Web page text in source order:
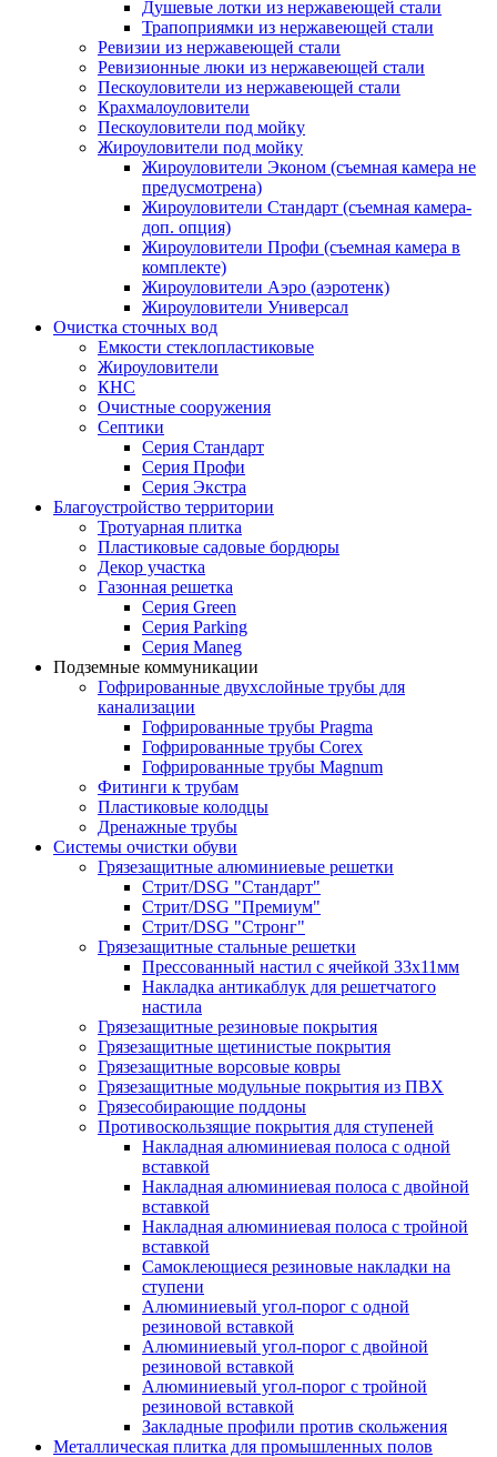
Душевые лотки из нержавеющей стали
Трапоприямки из нержавеющей стали
Ревизии из нержавеющей стали
Ревизионные люки из нержавеющей стали
Пескоуловители из нержавеющей стали
Крахмалоуловители
Пескоуловители под мойку
Жироуловители под мойку
Жироуловители Эконом (съемная камера не
предусмотрена)
Жироуловители Стандарт (съемная камера-
доп. опция)
Жироуловители Профи (съемная камера в
комплекте)
Жироуловители Аэро (аэротенк)
Жироуловители Универсал
Очистка сточных вод
Емкости стеклопластиковые
Жироуловители
КНС
Очистные сооружения
Септики
Серия Стандарт
Серия Профи
Серия Экстра
Благоустройство территории
Тротуарная плитка
Пластиковые садовые бордюры
Декор участка
Газонная решетка
Серия Green
Серия Parking
Серия Maneg
Подземные коммуникации
Гофрированные двухслойные трубы для
канализации
Гофрированные трубы Pragma
Гофрированные трубы Corex
Гофрированные трубы Magnum
Фитинги к трубам
Пластиковые колодцы
Дренажные трубы
Системы очистки обуви
Грязезащитные алюминиевые решетки
Стрит/DSG "Стандарт"
Стрит/DSG "Премиум"
Стрит/DSG "Стронг"
Грязезащитные стальные решетки
Прессованный настил с ячейкой 33х11мм
Накладка антикаблук для решетчатого
настила
Грязезащитные резиновые покрытия
Грязезащитные щетинистые покрытия
Грязезащитные ворсовые ковры
Грязезащитные модульные покрытия из ПВХ
Грязесобирающие поддоны
Противоскользящие покрытия для ступеней
Накладная алюминиевая полоса с одной
вставкой
Накладная алюминиевая полоса с двойной
вставкой
Накладная алюминиевая полоса с тройной
вставкой
Самоклеющиеся резиновые накладки на
ступени
Алюминиевый угол-порог с одной
резиновой вставкой
Алюминиевый угол-порог с двойной
резиновой вставкой
Алюминиевый угол-порог с тройной
резиновой вставкой
Закладные профили против скольжения
Металлическая плитка для промышленных полов